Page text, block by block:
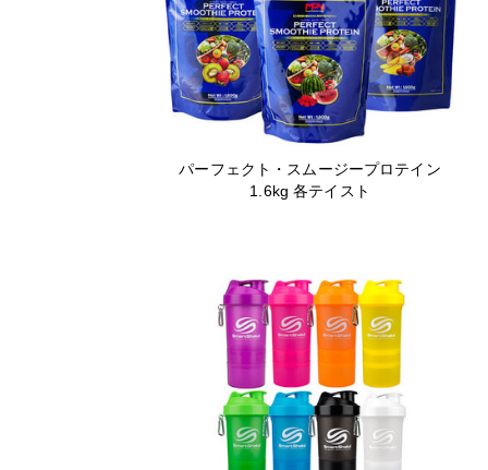
パーフェクト・スムージープロテイン
1.6kg 各テイスト